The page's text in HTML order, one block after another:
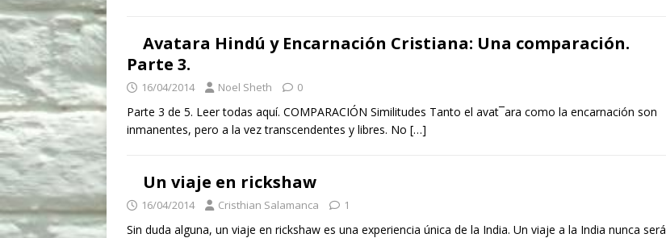
Avatara Hindú y Encarnación Cristiana: Una comparación.
Parte 3.
16/04/2014 Noel Sheth 0
Parte 3 de 5. Leer todas aquí. COMPARACIÓN Similitudes Tanto el avat¯ara como la encarnación son
inmanentes, pero a la vez transcendentes y libres. No […]
Un viaje en rickshaw
16/04/2014 Cristhian Salamanca 1
Sin duda alguna, un viaje en rickshaw es una experiencia única de la India. Un viaje a la India nunca será